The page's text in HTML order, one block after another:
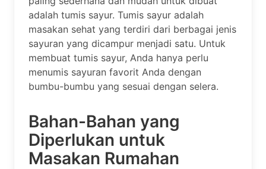
adalah tumis sayur. Tumis sayur adalah
masakan sehat yang terdiri dari berbagai jenis
sayuran yang dicampur menjadi satu. Untuk
membuat tumis sayur, Anda hanya perlu
menumis sayuran favorit Anda dengan
bumbu-bumbu yang sesuai dengan selera.
Bahan-Bahan yang
Diperlukan untuk
Masakan Rumahan